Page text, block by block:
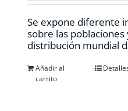
Se expone diferente
sobre las poblaciones
distribución mundial
Añadir al
carrito